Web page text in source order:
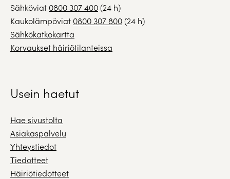
Sähköviat 0800 307 400(24 h)
Kaukolämpöviat 0800 307 800(24 h)
Sähkökatkokartta
Korvaukset häiriötilanteissa
Usein haetut
Hae sivustolta
Asiakaspalvelu
Yhteystiedot
Tiedotteet
Häiriötiedotteet